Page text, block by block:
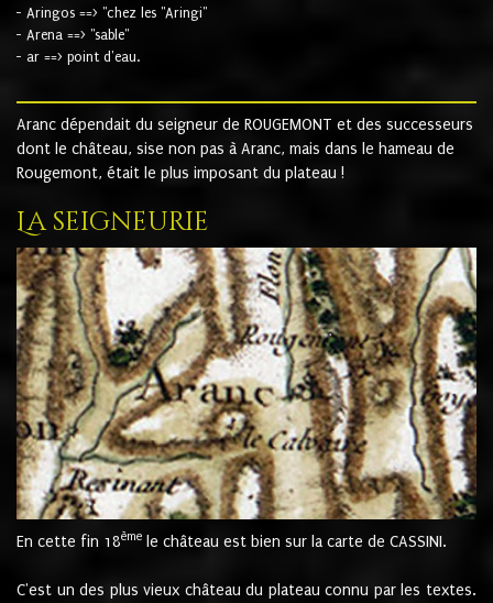
- Aringos ==> "chez les "Aringi"
- Arena ==> "sable"
- ar ==> point d'eau.
Aranc dépendait du seigneur de ROUGEMONT et des successeurs
dont le château, sise non pas à Aranc, mais dans le hameau de
Rougemont, était le plus imposant du plateau !
La seigneurie
En cette fin 18ème le château est bien sur la carte de CASSINI.
C'est un des plus vieux château du plateau connu par les textes.